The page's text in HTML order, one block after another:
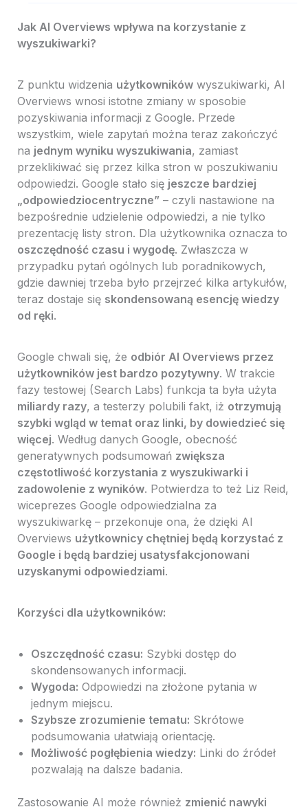
Jak AI Overviews wpływa na korzystanie z
wyszukiwarki?
Z punktu widzenia użytkownikówwyszukiwarki, AI
Overviews wnosi istotne zmiany w sposobie
pozyskiwania informacji z Google. Przede
wszystkim, wiele zapytań można teraz zakończyć
na jednym wyniku wyszukiwania, zamiast
przeklikiwać się przez kilka stron w poszukiwaniu
odpowiedzi. Google stało się jeszcze bardziej
„odpowiedziocentryczne”– czyli nastawione na
bezpośrednie udzielenie odpowiedzi, a nie tylko
prezentację listy stron. Dla użytkownika oznacza to
oszczędność czasu i wygodę. Zwłaszcza w
przypadku pytań ogólnych lub poradnikowych,
gdzie dawniej trzeba było przejrzeć kilka artykułów,
teraz dostaje się skondensowaną esencję wiedzy
od ręki.
Google chwali się, że odbiór AI Overviews przez
użytkowników jest bardzo pozytywny. W trakcie
fazy testowej (Search Labs) funkcja ta była użyta
miliardy razy, a testerzy polubili fakt, iż otrzymują
szybki wgląd w temat oraz linki, by dowiedzieć się
więcej. Według danych Google, obecność
generatywnych podsumowań zwiększa
częstotliwość korzystania z wyszukiwarki i
zadowolenie z wyników. Potwierdza to też Liz Reid,
wiceprezes Google odpowiedzialna za
wyszukiwarkę – przekonuje ona, że dzięki AI
Overviews użytkownicy chętniej będą korzystać z
Google i będą bardziej usatysfakcjonowani
uzyskanymi odpowiedziami.
Korzyści dla użytkowników:
Oszczędność czasu: Szybki dostęp do
skondensowanych informacji.
Wygoda: Odpowiedzi na złożone pytania w
jednym miejscu.
Szybsze zrozumienie tematu: Skrótowe
podsumowania ułatwiają orientację.
Możliwość pogłębienia wiedzy: Linki do źródeł
pozwalają na dalsze badania.
Zastosowanie AI może również zmienić nawyki